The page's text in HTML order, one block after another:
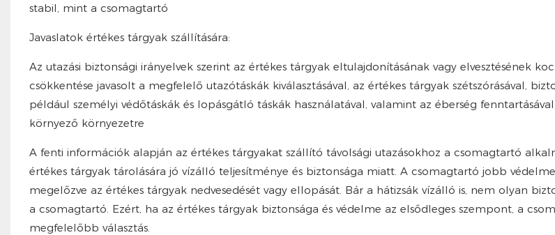
stabil, mint a csomagtartó
Javaslatok értékes tárgyak szállítására:
Az utazási biztonsági irányelvek szerint az értékes tárgyak eltulajdonításának vagy elvesztésének
csökkentése javasolt a megfelelő utazótáskák kiválasztásával, az értékes tárgyak szétszórásával,
például személyi védőtáskák és lopásgátló táskák használatával, valamint az éberség
környező környezetre
A fenti információk alapján az értékes tárgyakat szállító távolsági utazásokhoz a csomagtartó
értékes tárgyak tárolására jó vízálló teljesítménye és biztonsága miatt. A csomagtartó jobb
megelőzve az értékes tárgyak nedvesedését vagy ellopását. Bár a hátizsák vízálló is, nem olyan
a csomagtartó. Ezért, ha az értékes tárgyak biztonsága és védelme az elsődleges szempont, a
megfelelőbb választás.